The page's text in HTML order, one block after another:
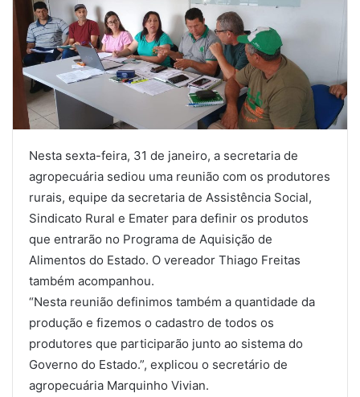
Nesta sexta-feira, 31 de janeiro, a secretaria de
agropecuária sediou uma reunião com os produtores
rurais, equipe da secretaria de Assistência Social,
Sindicato Rural e Emater para definir os produtos
que entrarão no Programa de Aquisição de
Alimentos do Estado. O vereador Thiago Freitas
também acompanhou.
“Nesta reunião definimos também a quantidade da
produção e fizemos o cadastro de todos os
produtores que participarão junto ao sistema do
Governo do Estado.”, explicou o secretário de
agropecuária Marquinho Vivian.